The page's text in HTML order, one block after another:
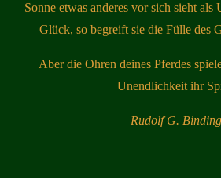
Sonne etwas anderes vor sich sieht
Glück, so begreift sie die Fülle des
Aber die Ohren deines Pferdes
Unendlichkeit ihr
Rudolf G. Binding